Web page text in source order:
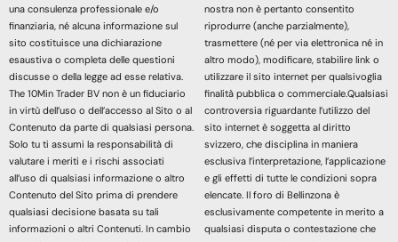
una consulenza professionale e/o
finanziaria, né alcuna informazione sul
sito costituisce una dichiarazione
esaustiva o completa delle questioni
discusse o della legge ad esse relativa.
The 10Min Trader BV non è un fiduciario
in virtù dell’uso o dell’accesso al Sito o al
Contenuto da parte di qualsiasi persona.
Solo tu ti assumi la responsabilità di
valutare i meriti e i rischi associati
all’uso di qualsiasi informazione o altro
Contenuto del Sito prima di prendere
qualsiasi decisione basata su tali
informazioni o altri Contenuti. In cambio
nostra non è pertanto consentito
riprodurre (anche parzialmente),
trasmettere (né per via elettronica né in
altro modo), modificare, stabilire link o
utilizzare il sito internet per qualsivoglia
finalità pubblica o commerciale.Qualsiasi
controversia riguardante l’utilizzo del
sito internet è soggetta al diritto
svizzero, che disciplina in maniera
esclusiva l’interpretazione, l’applicazione
e gli effetti di tutte le condizioni sopra
elencate. Il foro di Bellinzona è
esclusivamente competente in merito a
qualsiasi disputa o contestazione che